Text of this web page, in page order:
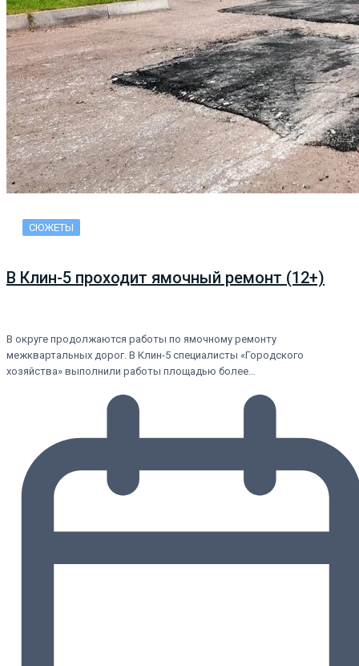
СЮЖЕТЫ
В Клин-5 проходит ямочный ремонт (12+)
В округе продолжаются работы по ямочному ремонту
межквартальных дорог. В Клин-5 специалисты «Городского
хозяйства» выполнили работы площадью более…